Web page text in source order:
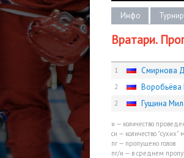
Инфо
Вратари.
1
Смирнова
2 Воробьёва
2 Гущина
и — количество
си — количество
пг — пропущено голов
пг/и — в среднем